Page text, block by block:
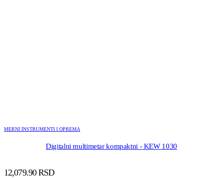
MERNI INSTRUMENTI I OPREMA
Digitalni multimetar kompaktni - KEW 1030
12,079.90RSD